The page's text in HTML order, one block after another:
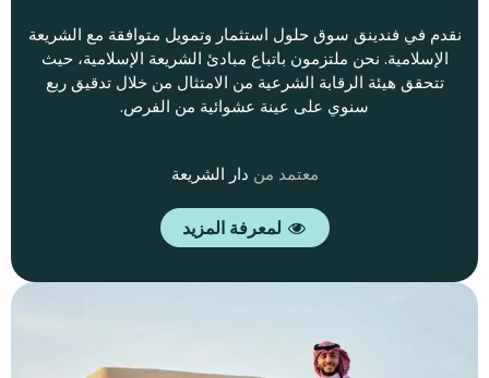
نقدم في فندينق سوق حلول استثمار وتمويل متوافقة مع الشريعة
الإسلامية. نحن ملتزمون باتباع مبادئ الشريعة الإسلامية، حيث
تتحقق هيئة الرقابة الشرعية من الامتثال من خلال تدقيق ربع
سنوي على عينة عشوائية من الفرص.
معتمد من دار الشريعة
لمعرفة المزيد